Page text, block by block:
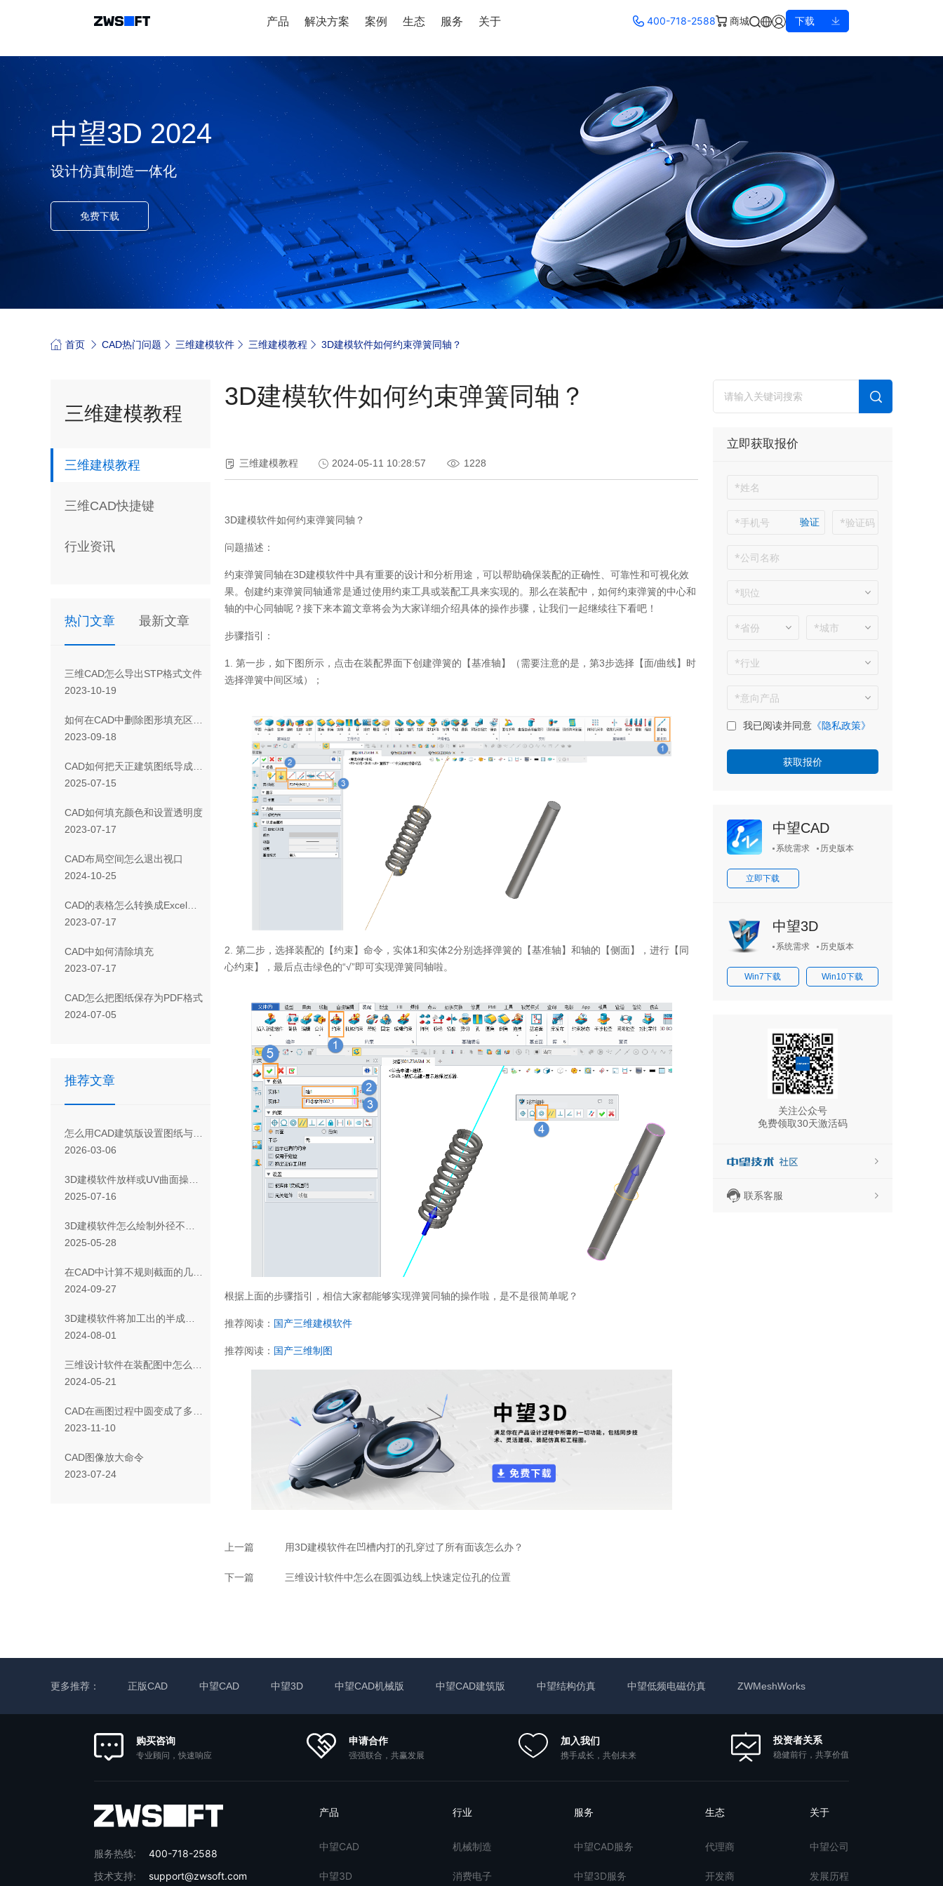
产品 解决方案 案例 生态 服务 关于 400-718-2588 商城 下载
中望3D 2024
设计仿真制造一体化
免费下载
首页 CAD热门问题 三维建模软件 三维建模教程 3D建模软件如何约束弹簧同轴？
三维建模教程
三维建模教程
三维CAD快捷键
行业资讯
热门文章 最新文章
三维CAD怎么导出STP格式文件
2023-10-19
如何在CAD中删除图形填充区域的一部分
2023-09-18
CAD如何把天正建筑图纸导成天正T3/T8/T9格式版本
2025-07-15
CAD如何填充颜色和设置透明度
2023-07-17
CAD布局空间怎么退出视口
2024-10-25
CAD 的表格怎么转换成Excel表格
2023-07-17
CAD 中如何清除填充
2023-07-17
CAD怎么把图纸保存为PDF格式
2024-07-05
推荐文章
怎么用CAD建筑版设置图纸与天正建筑互通
2026-03-06
3D建模软件放样或UV曲面操作时提示“拾取的轮廓多于一个环”的解决步骤
2025-07-16
3D建模软件怎么绘制外径不均匀的弹簧
2025-05-28
在CAD中计算不规则截面的几何参数的方法
2024-09-27
3D建模软件将加工出的半成品模型设定为坯料的方法
2024-08-01
三维设计软件在装配图中怎么把实体造型转换成组件？
2024-05-21
CAD在画图过程中圆变成了多边形怎么办
2023-11-10
CAD图像放大命令
2023-07-24
3D建模软件如何约束弹簧同轴？
三维建模教程 2024-05-11 10:28:57 1228
3D建模软件如何约束弹簧同轴？
问题描述：
约束弹簧同轴在3D建模软件中具有重要的设计和分析用途，可以帮助确保装配的正确性、可靠性和可视化效
果。创建约束弹簧同轴通常是通过使用约束工具或装配工具来实现的。那么在装配中，如何约束弹簧的中心和
轴的中心同轴呢？接下来本篇文章将会为大家详细介绍具体的操作步骤，让我们一起继续往下看吧！
步骤指引：
1. 第一步，如下图所示，点击在装配界面下创建弹簧的【基准轴】（需要注意的是，第3步选择【面/曲线】时
选择弹簧中间区域）；
2. 第二步，选择装配的【约束】命令，实体1和实体2分别选择弹簧的【基准轴】和轴的【侧面】，进行【同
心约束】，最后点击绿色的“√”即可实现弹簧同轴啦。
根据上面的步骤指引，相信大家都能够实现弹簧同轴的操作啦，是不是很简单呢？
推荐阅读： 国产三维建模软件
推荐阅读： 国产三维制图
上一篇 用3D建模软件在凹槽内打的孔穿过了所有面该怎么办？
下一篇 三维设计软件中怎么在圆弧边线上快速定位孔的位置
立即获取报价
验证
我已阅读并同意 《隐私政策》
中望CAD
系统需求 历史版本
立即下载
中望3D
系统需求 历史版本
Win7下载 Win10下载
关注公众号
免费领取30天激活码
联系客服
更多推荐： 正版CAD 中望CAD 中望3D 中望CAD机械版 中望CAD建筑版 中望结构仿真 中望低频电磁仿真 ZWMeshWorks
购买咨询
专业顾问，快速响应
申请合作
强强联合，共赢发展
加入我们
携手成长，共创未来
投资者关系
稳健前行，共享价值
服务热线:
400-718-2588
技术支持:
support@zwsoft.com
产品
中望CAD
中望3D
行业
机械制造
消费电子
服务
中望CAD服务
中望3D服务
生态
代理商
开发商
关于
中望公司
发展历程